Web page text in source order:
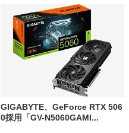
GIGABYTE、GeForce RTX 506
0採用「GV-N5060GAMI...